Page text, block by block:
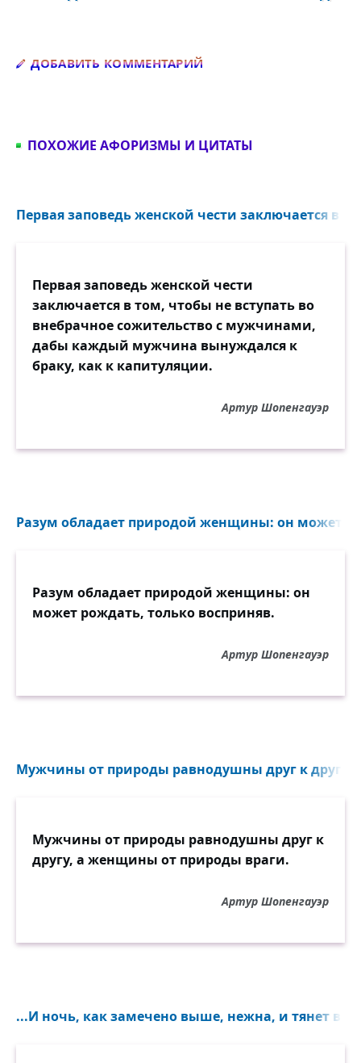
ДОБАВИТЬ КОММЕНТАРИЙ
ПОХОЖИЕ АФОРИЗМЫ И ЦИТАТЫ
Первая заповедь женской чести заключается в
Первая заповедь женской чести
заключается в том, чтобы не вступать во
внебрачное сожительство с мужчинами,
дабы каждый мужчина вынуждался к
браку, как к капитуляции.
Артур Шопенгауэр
Разум обладает природой женщины: он может
Разум обладает природой женщины: он
может рождать, только восприняв.
Артур Шопенгауэр
Мужчины от природы равнодушны друг к
Мужчины от природы равнодушны друг к
другу, а женщины от природы враги.
Артур Шопенгауэр
...И ночь, как замечено выше, нежна, и тянет в